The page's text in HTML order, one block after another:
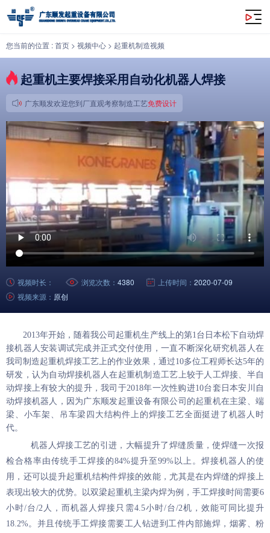
起重机主要焊接采用自动化机器人焊接
您当前的位置 :首页 > 视频中心 > 起重机制造视频
起重机主要焊接采用自动化机器人焊接
广东顺发欢迎您到厂直观考察制造工艺免费设计
视频时长： 浏览次数： 4380 上传时间： 2020-07-09
视频来源： 原创
2013年开始，随着我公司起重机生产线上的第1 台日本松下自动焊
接机器人安装调试完成并正式交付使用，一直不断深化研究机器人在
我司制造起重机焊接工艺上的作业效果，通过10多位工程师长达5年的
研发，认为自动焊接机器人在起重机制造工艺上较于人工焊接、半自
动焊接上有较大的提升，我司于2018年一次性购进10台套日本安川自
动焊接机器人，因为广东顺发起重设备有限公司的起重机在主梁、端
梁、小车架、吊车梁四大结构件上的焊接工艺全面挺进了机器人时
代。
机器人焊接工艺的引进，大幅提升了焊缝质量，使焊缝一次报
检合格率由传统手工焊接的84%提升至 99% 以上。焊接机器人的使
用，还可以提升起重机结构件焊接的效能，尤其是在内焊缝的焊接上
表现出较大的优势。以双梁起重机主梁内焊为例，手工焊接时间需要6
小时/台/2 人，而机器人焊接只需4.5小时/台/2机，效能可同比提升
18.2%。并且传统手工焊接需要工人钻进到工件内部施焊，烟雾、粉